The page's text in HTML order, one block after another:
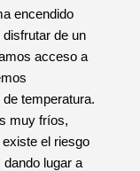
encendido
de un
acceso a
temperatura.
muy fríos,
el riesgo
lugar a